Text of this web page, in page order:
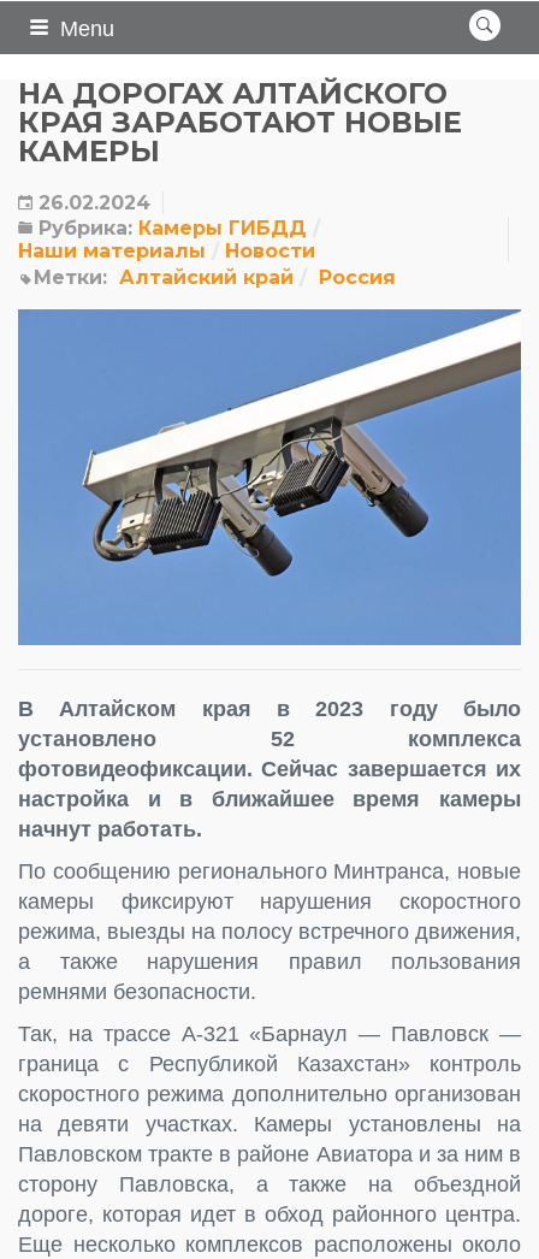
Menu
НА ДОРОГАХ АЛТАЙСКОГО
КРАЯ ЗАРАБОТАЮТ НОВЫЕ
КАМЕРЫ
26.02.2024
Рубрика: Камеры ГИБДД
Наши материалы
Новости
Метки: Алтайский край Россия
В Алтайском края в 2023 году было
установлено 52 комплекса
фотовидеофиксации. Сейчас завершается их
настройка и в ближайшее время камеры
начнут работать.
По сообщению регионального Минтранса, новые
камеры фиксируют нарушения скоростного
режима, выезды на полосу встречного движения,
а также нарушения правил пользования
ремнями безопасности.
Так, на трассе А-321 «Барнаул — Павловск —
граница с Республикой Казахстан» контроль
скоростного режима дополнительно организован
на девяти участках. Камеры установлены на
Павловском тракте в районе Авиатора и за ним в
сторону Павловска, а также на объездной
дороге, которая идет в обход районного центра.
Еще несколько комплексов расположены около